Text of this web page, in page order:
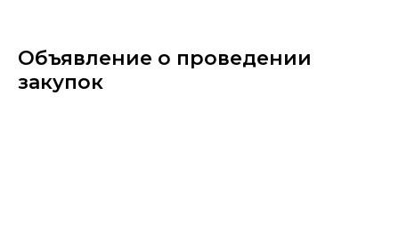
Объявление о проведении
закупок